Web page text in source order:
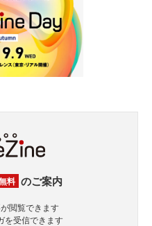
料 のご案内
閲覧できます
を受信できます